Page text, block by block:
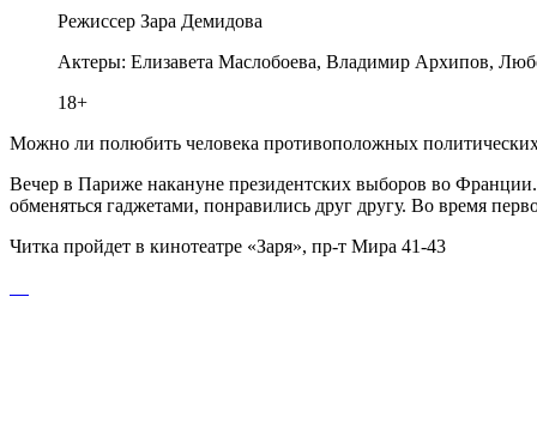
Режиссер Зара Демидова
Актеры: Елизавета Маслобоева, Владимир Архипов,
18+
Можно ли полюбить человека противоположных политических
Вечер в Париже накануне президентских выборов во
обменяться гаджетами, понравились друг другу. Во время
Читка пройдет в кинотеатре «Заря», пр-т Мира 41-43